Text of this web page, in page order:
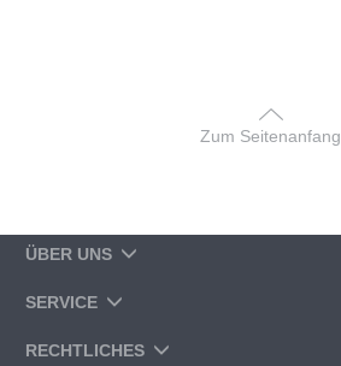
Zum Seitenanfang
ÜBER UNS
SERVICE
RECHTLICHES